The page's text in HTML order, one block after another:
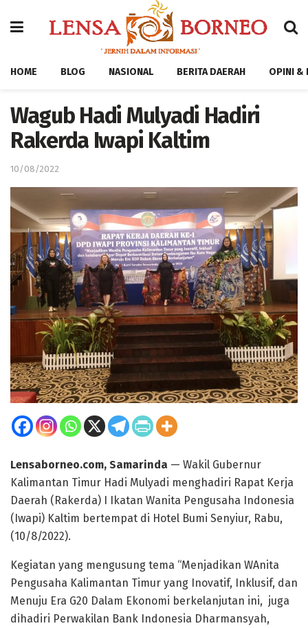
HOME BLOG NASIONAL BERITA DAERAH OPINI &
Wagub Hadi Mulyadi Hadiri
Rakerda Iwapi Kaltim
10/08/2022
Lensaborneo.com, Samarinda — Wakil Gubernur
Kalimantan Timur Hadi Mulyadi menghadiri Rapat Kerja
Daerah (Rakerda) I Ikatan Wanita Pengusaha Indonesia
(Iwapi) Kaltim bertempat di Hotel Bumi Senyiur, Rabu,
(10/8/2022).
Kegiatan yang mengusung tema “Menjadikan WAnita
Pengusaha Kalimantan Timur yang Inovatif, Inklusif, dan
Menuju Era G20 Dalam Ekonomi berkelanjutan ini, juga
dihadiri Perwakilan Bank Indonesia Dharmansyah,